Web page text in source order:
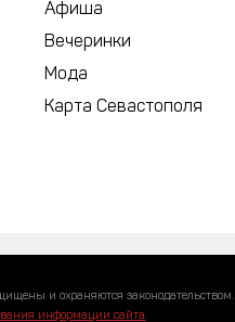
Афиша
Вечеринки
Мода
Карта Севастополя
и охраняются законодательством.
информации сайта.